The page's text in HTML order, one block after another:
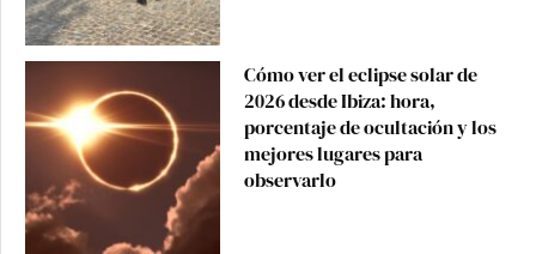
Cómo ver el eclipse solar de
2026 desde Ibiza: hora,
porcentaje de ocultación y los
mejores lugares para
observarlo